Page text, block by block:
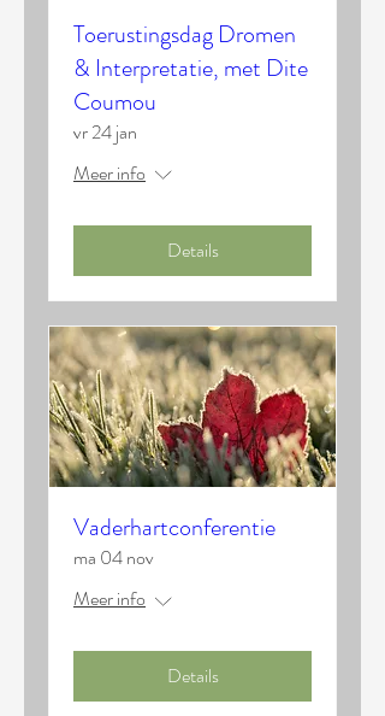
Toerustingsdag Dromen
& Interpretatie, met Dite
Coumou
vr 24 jan
Meer info
Details
Vaderhartconferentie
ma 04 nov
Meer info
Details